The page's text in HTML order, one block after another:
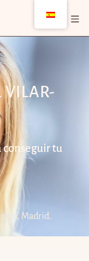
VILAR-
conseguir tu
Madrid.